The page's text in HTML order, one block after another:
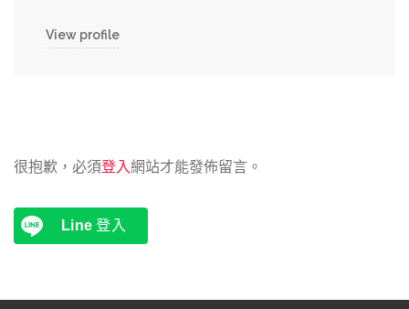
View profile
很抱歉，必須登入網站才能發佈留言。
Line 登入